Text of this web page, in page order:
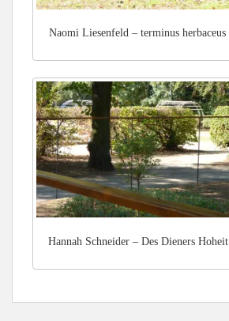
Naomi Liesenfeld – terminus herbaceus
Hannah Schneider – Des Dieners Hoheit